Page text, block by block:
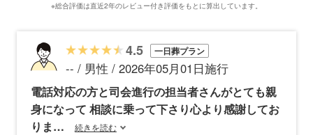
※総合評価は直近2年のレビュー付き評価をもとに算出しています。
4.5 一日葬プラン
-- / 男性 / 2026年05月01日施行
電話対応の方と司会進行の担当者さんがとても親
身になって 相談に乗って下さり心より感謝してお
りま
続きを読む